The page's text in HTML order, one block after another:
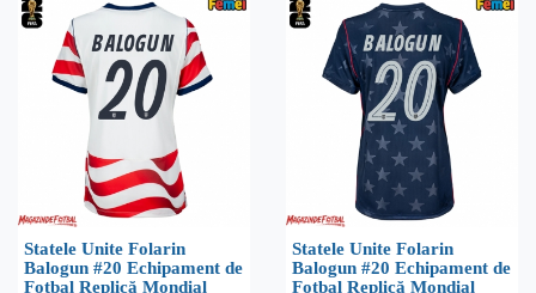
Statele Unite Folarin
Balogun #20 Echipament de
Fotbal Replică Mondial
Statele Unite Folarin
Balogun #20 Echipament de
Fotbal Replică Mondial